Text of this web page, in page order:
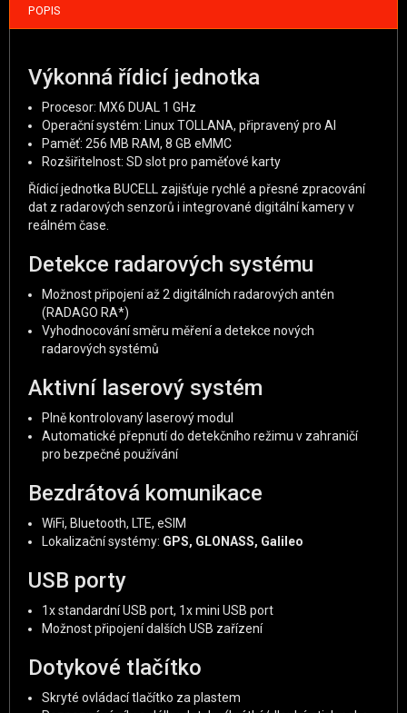
POPIS
Výkonná řídicí jednotka
Procesor: MX6 DUAL 1 GHz
Operační systém: Linux TOLLANA, připravený pro AI
Paměť: 256 MB RAM, 8 GB eMMC
Rozšiřitelnost: SD slot pro paměťové karty
Řídicí jednotka BUCELL zajišťuje rychlé a přesné zpracování
dat z radarových senzorů i integrované digitální kamery v
reálném čase.
Detekce radarových systému
Možnost připojení až 2 digitálních radarových antén
(RADAGO RA*)
Vyhodnocování směru měření a detekce nových
radarových systémů
Aktivní laserový systém
Plně kontrolovaný laserový modul
Automatické přepnutí do detekčního režimu v zahraničí
pro bezpečné používání
Bezdrátová komunikace
WiFi, Bluetooth, LTE, eSIM
Lokalizační systémy: GPS, GLONASS, Galileo
USB porty
1x standardní USB port, 1x mini USB port
Možnost připojení dalších USB zařízení
Dotykové tlačítko
Skryté ovládací tlačítko za plastem